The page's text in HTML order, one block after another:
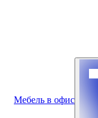
Мебель в офис